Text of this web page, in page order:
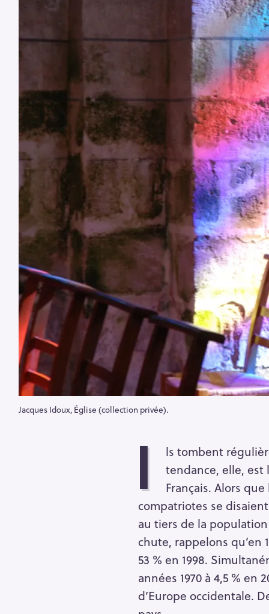
Jacques Idoux, Église (collection privée).
I
ls tombent
tendance, elle,
Français. Alors
compatriotes se
au tiers de la
chute, rappelons qu’en
53 % en 1998.
années 1970 à 4,5 %
d’Europe occidentale.